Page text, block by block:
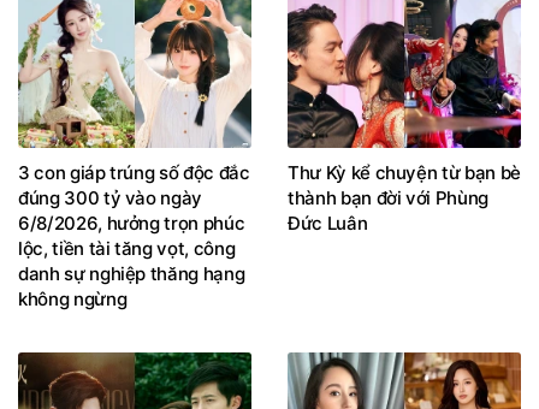
3 con giáp trúng số độc đắc
đúng 300 tỷ vào ngày
6/8/2026, hưởng trọn phúc
lộc, tiền tài tăng vọt, công
danh sự nghiệp thăng hạng
không ngừng
Thư Kỳ kể chuyện từ bạn bè
thành bạn đời với Phùng
Đức Luân